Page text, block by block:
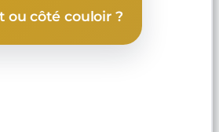
ou côté couloir ?